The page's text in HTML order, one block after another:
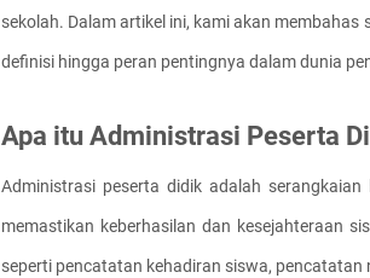
sekolah. Dalam artikel ini, kami akan
definisi hingga peran pentingnya dalam dunia
Apa itu Administrasi Peserta
Administrasi peserta didik adalah
memastikan keberhasilan dan kesejahteraan
seperti pencatatan kehadiran siswa,